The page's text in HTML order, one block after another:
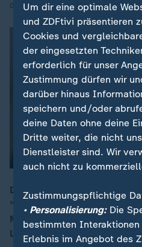
03.06.2026 | 12:00
00:15
Der Drohnenangriff in St.
"verbesserten ukrainischen
Militärexperte Marcus
Lage, Russland an gut
Um dir eine optimale
und ZDFtivi präsentieren
Cookies und
der eingesetzten
erforderlich für unser
Zustimmung dürfen wir
darüber hinaus
speichern und/oder
deine Daten ohne deine
Dritte weiter, die nicht
Dienstleister sind. Wir
auch nicht zu
Zustimmungspflichtige
• Personalisierung:Die
bestimmten
Erlebnis im Angebot des